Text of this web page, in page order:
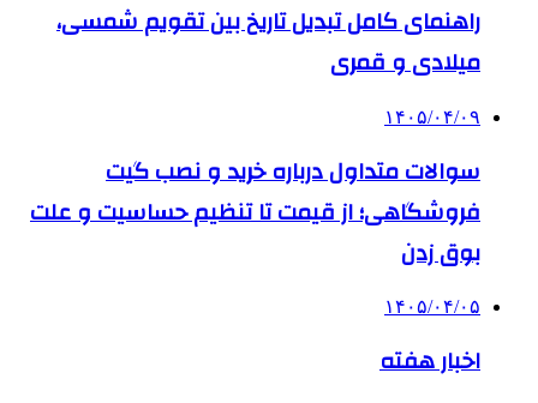
راهنمای کامل تبدیل تاریخ بین تقویم شمسی،
میلادی و قمری
۱۴۰۵/۰۴/۰۹
سوالات متداول درباره خرید و نصب گیت
فروشگاهی؛ از قیمت تا تنظیم حساسیت و علت
بوق زدن
۱۴۰۵/۰۴/۰۵
اخبار هفته